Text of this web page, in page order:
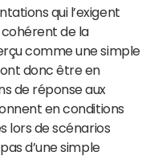
qui l’exigent
de la
comme une simple
donc être en
de réponse aux
en conditions
lors de scénarios
d’une simple